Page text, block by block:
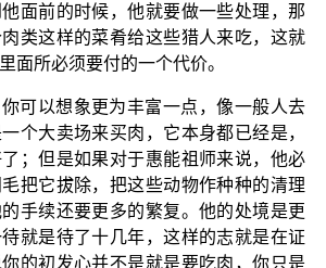
面前的时候，他就要做一些处理，那
类这样的菜肴给这些猎人来吃，这就
面所必须要付的一个代价。
可以想象更为丰富一点，像一般人去
个大卖场来买肉，它本身都已经是，
；但是如果对于惠能祖师来说，他必
把它拔除，把这些动物作种种的清理
手续还要更多的繁复。他的处境是更
就是待了十几年，这样的志就是在证
的初发心并不是就是要吃肉，你只是